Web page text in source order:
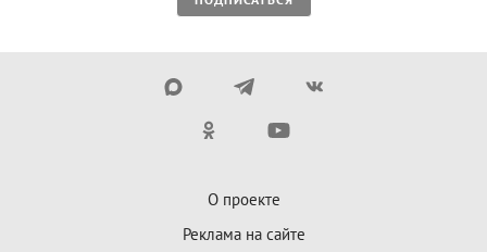
О проекте
Реклама на сайте